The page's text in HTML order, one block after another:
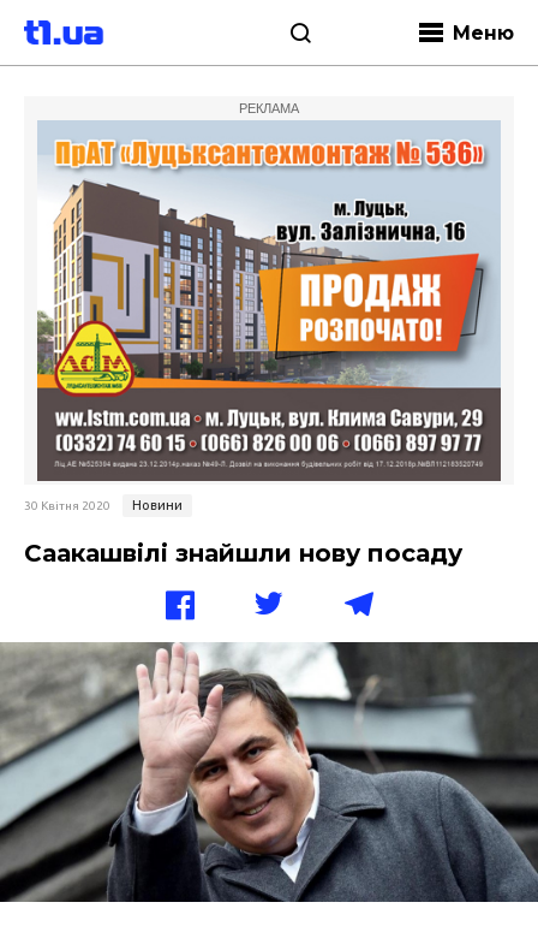
Меню
РЕКЛАМА
30 Квітня 2020 Новини
Саакашвілі знайшли нову посаду